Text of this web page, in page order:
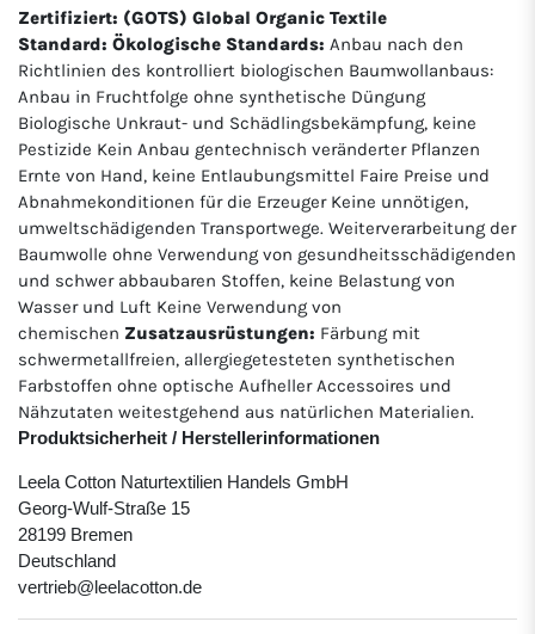
Zertifiziert: (GOTS) Global Organic Textile
Standard: Ökologische Standards: Anbau nach den
Richtlinien des kontrolliert biologischen Baumwollanbaus:
Anbau in Fruchtfolge ohne synthetische Düngung
Biologische Unkraut- und Schädlingsbekämpfung, keine
Pestizide Kein Anbau gentechnisch veränderter Pflanzen
Ernte von Hand, keine Entlaubungsmittel Faire Preise und
Abnahmekonditionen für die Erzeuger Keine unnötigen,
umweltschädigenden Transportwege. Weiterverarbeitung der
Baumwolle ohne Verwendung von gesundheitsschädigenden
und schwer abbaubaren Stoffen, keine Belastung von
Wasser und Luft Keine Verwendung von
chemischen Zusatzausrüstungen: Färbung mit
schwermetallfreien, allergiegetesteten synthetischen
Farbstoffen ohne optische Aufheller Accessoires und
Nähzutaten weitestgehend aus natürlichen Materialien.
Produktsicherheit / Herstellerinformationen
Leela Cotton Naturtextilien Handels GmbH
Georg-Wulf-Straße 15
28199 Bremen
Deutschland
vertrieb@leelacotton.de